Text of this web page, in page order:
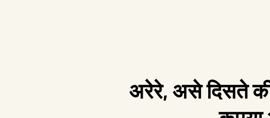
अरेरे, असे दिसते की